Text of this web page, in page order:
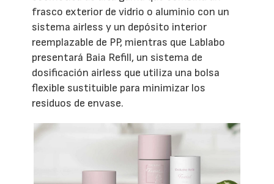
frasco exterior de vidrio o aluminio con un
sistema airless y un depósito interior
reemplazable de PP, mientras que Lablabo
presentará Baia Refill, un sistema de
dosificación airless que utiliza una bolsa
flexible sustituible para minimizar los
residuos de envase.